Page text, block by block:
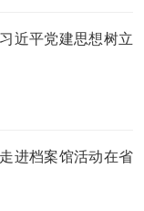
近平党建思想树立
进档案馆活动在省